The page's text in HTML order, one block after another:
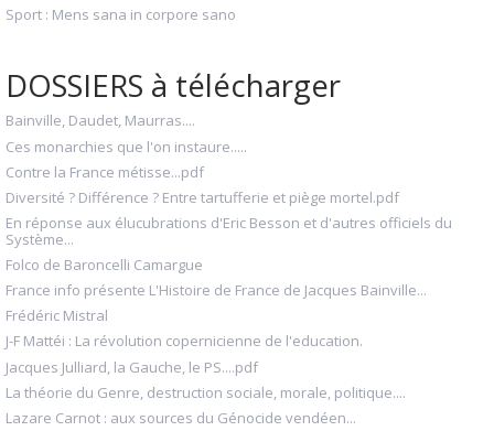
Sport : Mens sana in corpore sano
DOSSIERS à télécharger
Bainville, Daudet, Maurras....
Ces monarchies que l'on instaure.....
Contre la France métisse...pdf
Diversité ? Différence ? Entre tartufferie et piège mortel.pdf
En réponse aux élucubrations d'Eric Besson et d'autres officiels du
Système...
Folco de Baroncelli Camargue
France info présente L'Histoire de France de Jacques Bainville...
Frédéric Mistral
J-F Mattéi : La révolution copernicienne de l'education.
Jacques Julliard, la Gauche, le PS....pdf
La théorie du Genre, destruction sociale, morale, politique....
Lazare Carnot : aux sources du Génocide vendéen...